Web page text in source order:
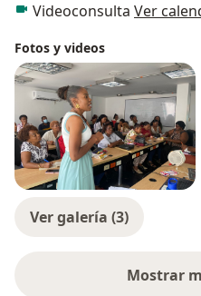
Videoconsulta Ver
Fotos y videos
Ver galería (3)
Mostrar